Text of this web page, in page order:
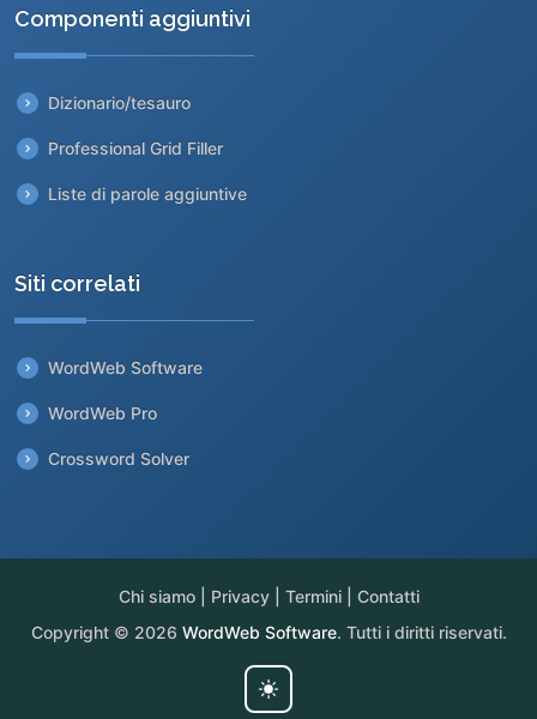
Componenti aggiuntivi
Dizionario/tesauro
Professional Grid Filler
Liste di parole aggiuntive
Siti correlati
WordWeb Software
WordWeb Pro
Crossword Solver
Chi siamo| Privacy| Termini| Contatti
Copyright © 2026 WordWeb Software. Tutti i diritti riservati.